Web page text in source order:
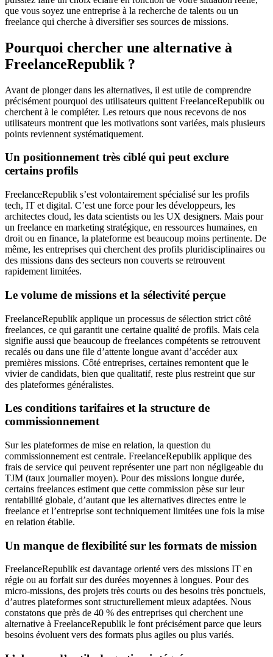
que vous soyez une entreprise à la recherche de talents ou un
freelance qui cherche à diversifier ses sources de missions.
Pourquoi chercher une alternative à
FreelanceRepublik ?
Avant de plonger dans les alternatives, il est utile de comprendre
précisément pourquoi des utilisateurs quittent FreelanceRepublik ou
cherchent à le compléter. Les retours que nous recevons de nos
utilisateurs montrent que les motivations sont variées, mais plusieurs
points reviennent systématiquement.
Un positionnement très ciblé qui peut exclure
certains profils
FreelanceRepublik s’est volontairement spécialisé sur les profils
tech, IT et digital. C’est une force pour les développeurs, les
architectes cloud, les data scientists ou les UX designers. Mais pour
un freelance en marketing stratégique, en ressources humaines, en
droit ou en finance, la plateforme est beaucoup moins pertinente. De
même, les entreprises qui cherchent des profils pluridisciplinaires ou
des missions dans des secteurs non couverts se retrouvent
rapidement limitées.
Le volume de missions et la sélectivité perçue
FreelanceRepublik applique un processus de sélection strict côté
freelances, ce qui garantit une certaine qualité de profils. Mais cela
signifie aussi que beaucoup de freelances compétents se retrouvent
recalés ou dans une file d’attente longue avant d’accéder aux
premières missions. Côté entreprises, certaines remontent que le
vivier de candidats, bien que qualitatif, reste plus restreint que sur
des plateformes généralistes.
Les conditions tarifaires et la structure de
commissionnement
Sur les plateformes de mise en relation, la question du
commissionnement est centrale. FreelanceRepublik applique des
frais de service qui peuvent représenter une part non négligeable du
TJM (taux journalier moyen). Pour des missions longue durée,
certains freelances estiment que cette commission pèse sur leur
rentabilité globale, d’autant que les alternatives directes entre le
freelance et l’entreprise sont techniquement limitées une fois la mise
en relation établie.
Un manque de flexibilité sur les formats de mission
FreelanceRepublik est davantage orienté vers des missions IT en
régie ou au forfait sur des durées moyennes à longues. Pour des
micro-missions, des projets très courts ou des besoins très ponctuels,
d’autres plateformes sont structurellement mieux adaptées. Nous
constatons que près de 40 % des entreprises qui cherchent une
alternative à FreelanceRepublik le font précisément parce que leurs
besoins évoluent vers des formats plus agiles ou plus variés.